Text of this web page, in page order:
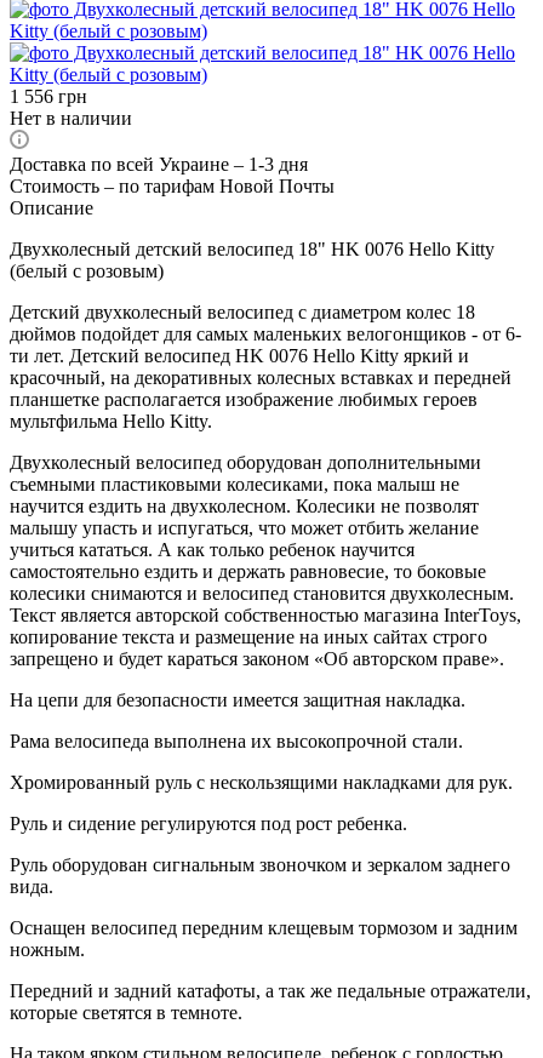
1 556 грн
Нет в наличии
Доставка по всей Украине – 1-3 дня
Стоимость – по тарифам Новой Почты
Описание
Двухколесный детский велосипед 18" HK 0076 Hello Kitty
(белый с розовым)
Детский двухколесный велосипед с диаметром колес 18
дюймов подойдет для самых маленьких велогонщиков - от 6-
ти лет. Детский велосипед HK 0076 Hello Kitty яркий и
красочный, на декоративных колесных вставках и передней
планшетке располагается изображение любимых героев
мультфильма Hello Kitty.
Двухколесный велосипед оборудован дополнительными
съемными пластиковыми колесиками, пока малыш не
научится ездить на двухколесном. Колесики не позволят
малышу упасть и испугаться, что может отбить желание
учиться кататься. А как только ребенок научится
самостоятельно ездить и держать равновесие, то боковые
колесики снимаются и велосипед становится двухколесным.
Текст является авторской собственностью магазина InterToys,
копирование текста и размещение на иных сайтах строго
запрещено и будет караться законом «Об авторском праве».
На цепи для безопасности имеется защитная накладка.
Рама велосипеда выполнена их высокопрочной стали.
Хромированный руль с нескользящими накладками для рук.
Руль и сидение регулируются под рост ребенка.
Руль оборудован сигнальным звоночком и зеркалом заднего
вида.
Оснащен велосипед передним клещевым тормозом и задним
ножным.
Передний и задний катафоты, а так же педальные отражатели,
которые светятся в темноте.
На таком ярком стильном велосипеде, ребенок с гордостью